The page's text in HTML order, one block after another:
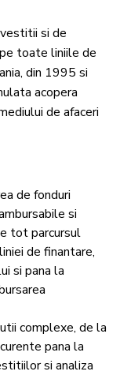
si de
toate liniile de
din 1995 si
acopera
de afaceri
de fonduri
si
tot parcursul
de finantare,
si pana la
complexe, de la
pana la
si analiza